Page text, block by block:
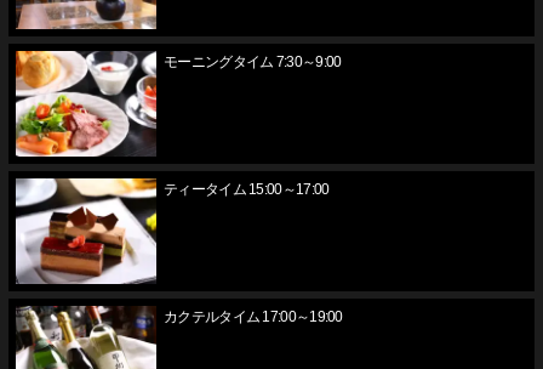
モーニングタイム 7:30～9:00
ティータイム 15:00～17:00
カクテルタイム 17:00～19:00